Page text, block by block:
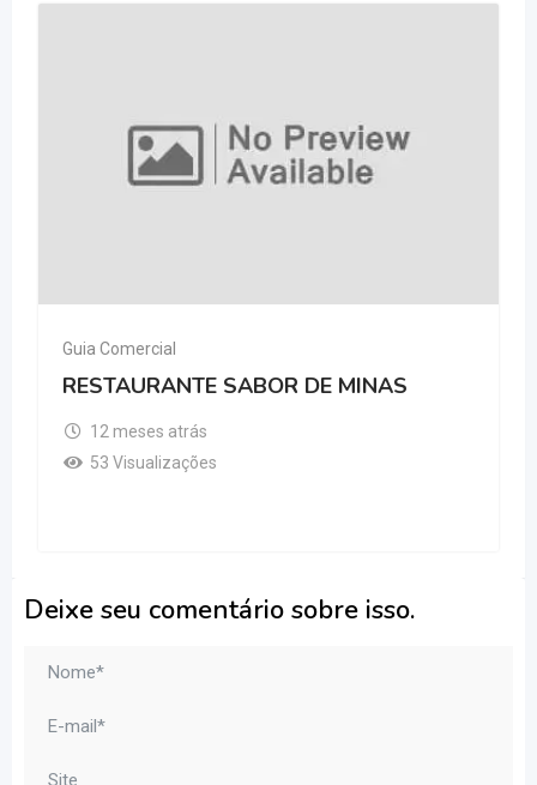
Guia Comercial
RESTAURANTE SABOR DE MINAS
12 meses atrás
53 Visualizações
Deixe seu comentário sobre isso.